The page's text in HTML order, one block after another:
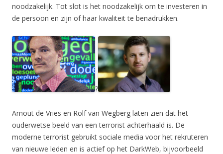
noodzakelijk. Tot slot is het noodzakelijk om te investeren in
de persoon en zijn of haar kwaliteit te benadrukken.
?
Arnout de Vries en Rolf van Wegberg laten zien dat het
ouderwetse beeld van een terrorist achterhaald is. De
moderne terrorist gebruikt sociale media voor het rekruteren
van nieuwe leden en is actief op het DarkWeb, bijvoorbeeld